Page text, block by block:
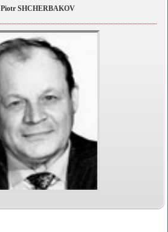
Piotr SHCHERBAKOV